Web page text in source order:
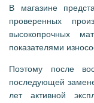
В магазине
проверенных
высокопрочных
показателями
Поэтому после
последующей
лет активной